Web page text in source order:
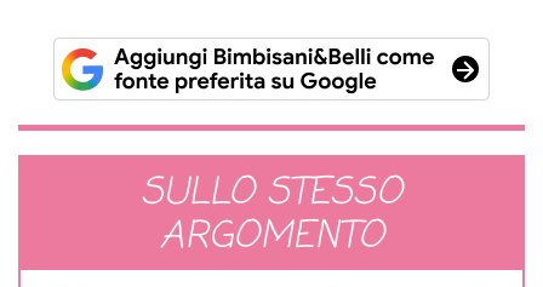
SULLO STESSO
ARGOMENTO